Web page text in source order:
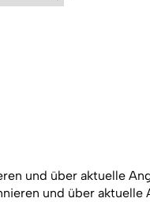
und über aktuelle
und über